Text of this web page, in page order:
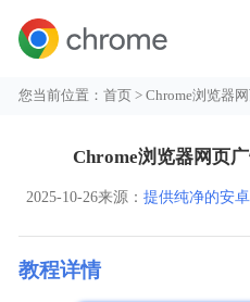
您当前位置：首页 > Chrome浏览器
Chrome浏览器网页
2025-10-26来源： 提供纯净的安
教程详情